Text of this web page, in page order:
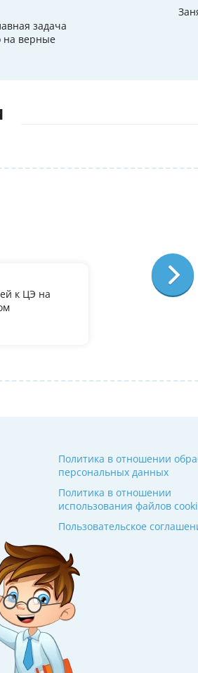
задача
на верные
к ЦЭ на
По занятиям с
Политика в отношении
персональных данных
Политика в отношении
использования файлов
Пользовательское